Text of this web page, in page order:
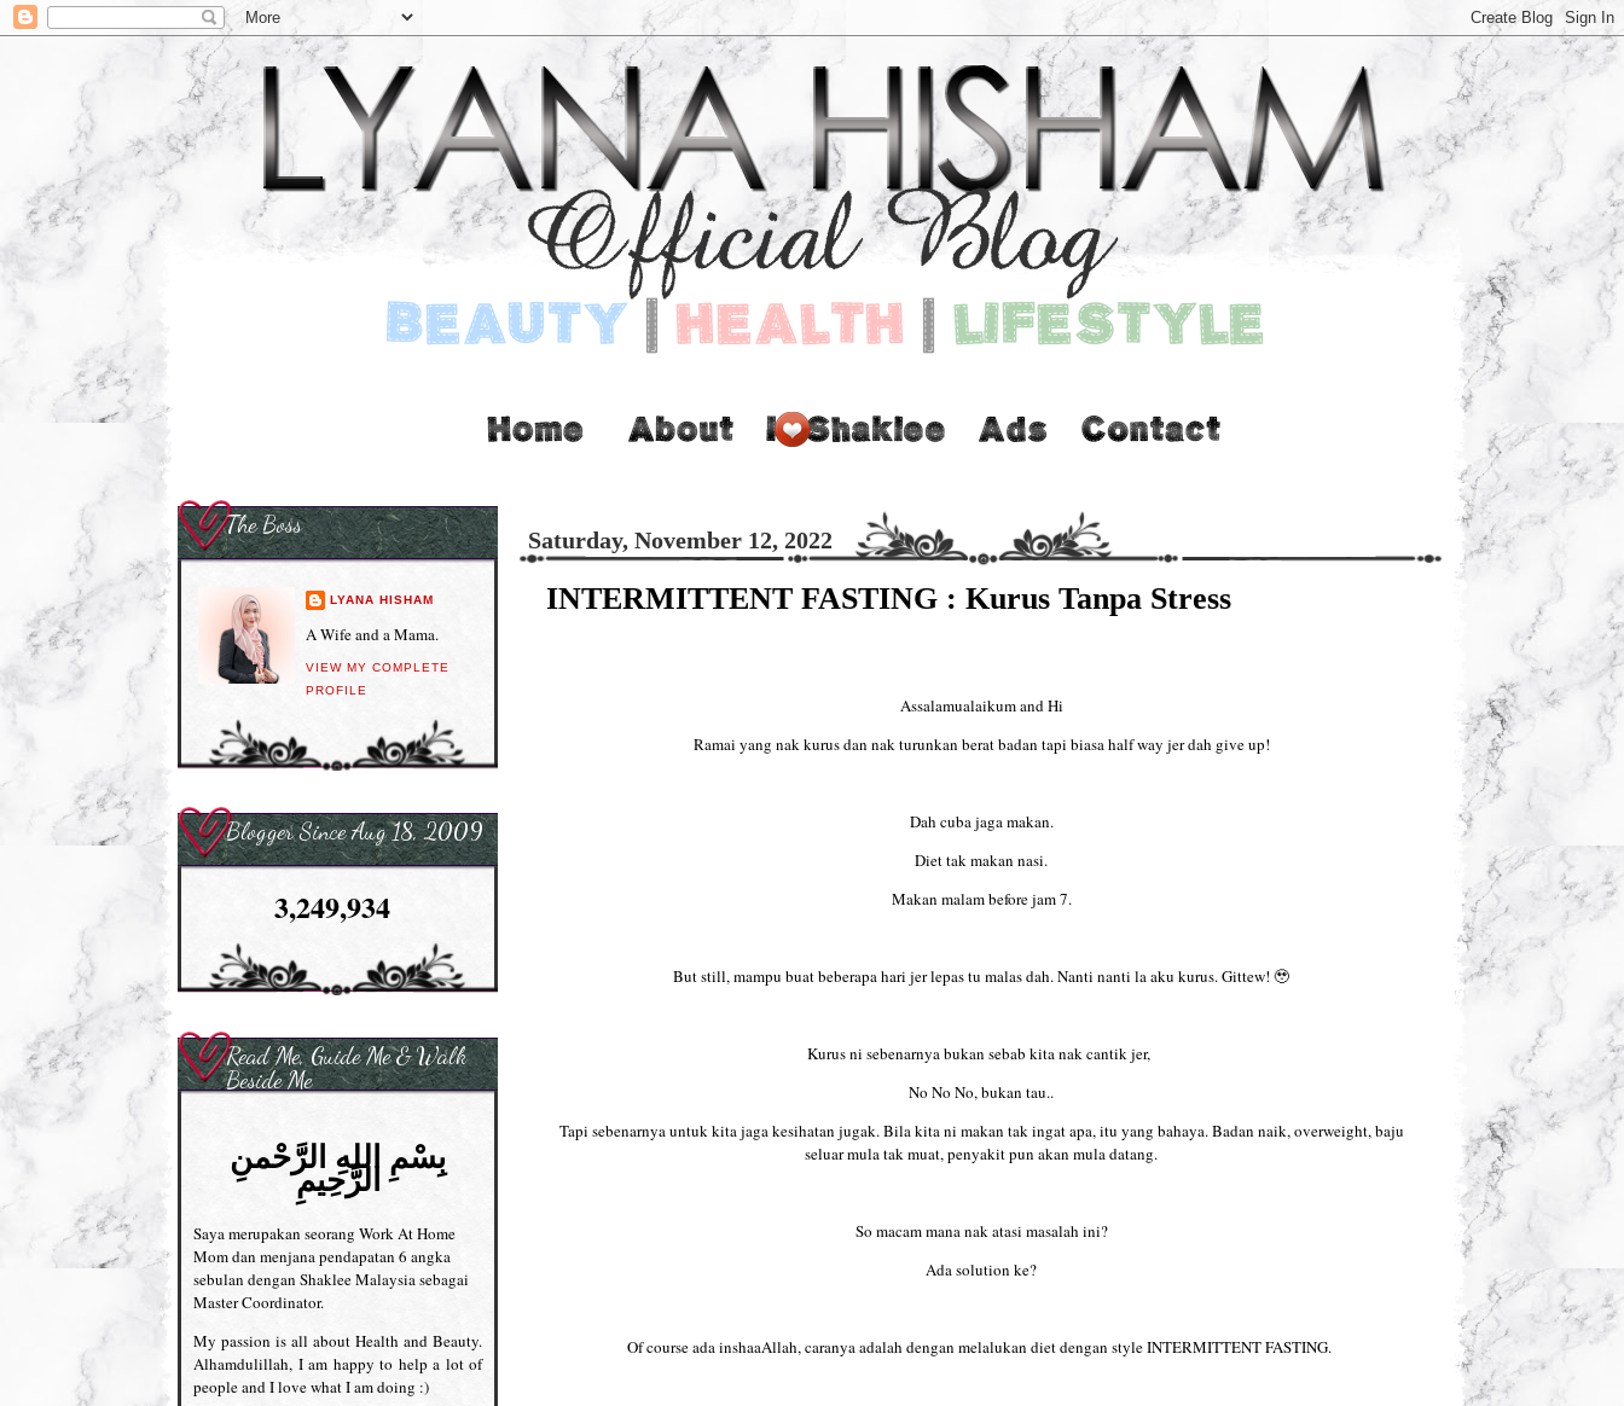
Saturday, November 12, 2022
INTERMITTENT FASTING : Kurus Tanpa Stress
Assalamualaikum and Hi
Ramai yang nak kurus dan nak turunkan berat badan tapi biasa half way jer dah give up!
Dah cuba jaga makan.
Diet tak makan nasi.
Makan malam before jam 7.
But still, mampu buat beberapa hari jer lepas tu malas dah. Nanti nanti la aku kurus. Gittew! 🥹
Kurus ni sebenarnya bukan sebab kita nak cantik jer,
No No No, bukan tau..
Tapi sebenarnya untuk kita jaga kesihatan jugak. Bila kita ni makan tak ingat apa, itu yang bahaya. Badan naik, overweight, baju
seluar mula tak muat, penyakit pun akan mula datang.
So macam mana nak atasi masalah ini?
Ada solution ke?
Of course ada inshaaAllah, caranya adalah dengan melalukan diet dengan style INTERMITTENT FASTING.
The Boss
LYANA HISHAM
A Wife and a Mama.
VIEW MY COMPLETE
PROFILE
Blogger Since Aug 18, 2009
3,249,934
Read Me, Guide Me & Walk
Beside Me
بِسْمِ اللهِ الرَّحْمنِ
الرَّحِيمِ
Saya merupakan seorang Work At Home
Mom dan menjana pendapatan 6 angka
sebulan dengan Shaklee Malaysia sebagai
Master Coordinator.
My passion is all about Health and Beauty.
Alhamdulillah, I am happy to help a lot of
people and I love what I am doing :)